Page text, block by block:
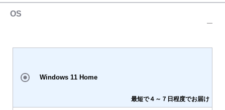
OS
最短で４～７日程度でお届け
Windows 11 Home